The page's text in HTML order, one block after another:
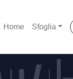
Home Sfoglia